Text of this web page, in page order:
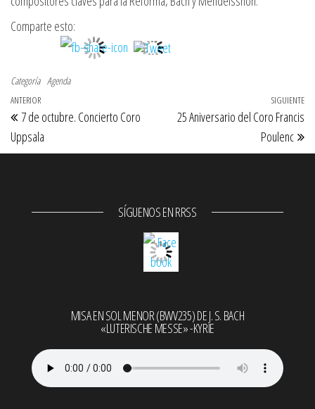
Comparte esto:
Categoría Agenda
Navegación de entradas
Entrada anterior
ANTERIOR
7 de octubre. Concierto Coro
Uppsala
SIGUIENTE
25 Aniversario del Coro Francis
Poulenc
SÍGUENOS EN RRSS
MISA EN SOL MENOR (BWV235) DE J. S. BACH
«LUTERISCHE MESSE» -KYRIE